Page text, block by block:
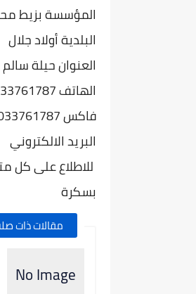
المؤسسة بزيط
البلدية أولاد جلال
العنوان حيلة سالم حي
الهاتف 033761787
فاكس 033761787
البريد الالكتروني
للاطلاع على كل
بسكرة
مقالات ذات